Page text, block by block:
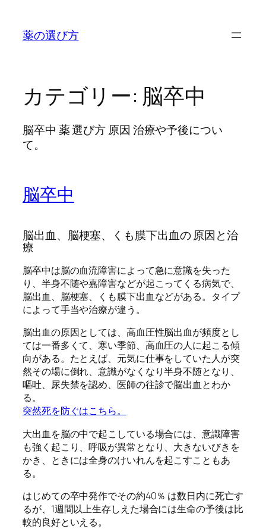
薬の選び方
カテゴリー: 脳卒中
脳卒中 薬 選び方 原因 治療や予後につい
て。
脳卒中
脳出血、脳梗塞、くも膜下出血の 原因と治
療
脳卒中は脳の血流障害によって急に意識を失った
り、半身不随や嘉障害などが起こってくる病気で、
脳出血、脳梗塞、くも膜下出血などがある。タイプ
によって手当や治療が違う。
脳出血の原因としては、高血圧性脳出血が頻度とし
ては一番多くて、寒い季節、高血圧の人に起こる傾
向がある。たとえば、元気に仕事をしていた人が突
然その場に倒れ、意識がなくなり半身不随となり、
嘔吐、尿失禁を認め、医師の往診で脳出血とわか
る。
突然死を防ぐはこちら。
大出血を脳の中で起こしている場合には、意識障害
も強く起こり、呼吸が異常となり、大きないびきを
かき、ときには全身のけいれんを起こすこともあ
る。
はじめての卒中発作でその約40％ は数日内に死亡す
るが、1週間以上生存しえた場合には生命の予後は比
較的良好といえる。